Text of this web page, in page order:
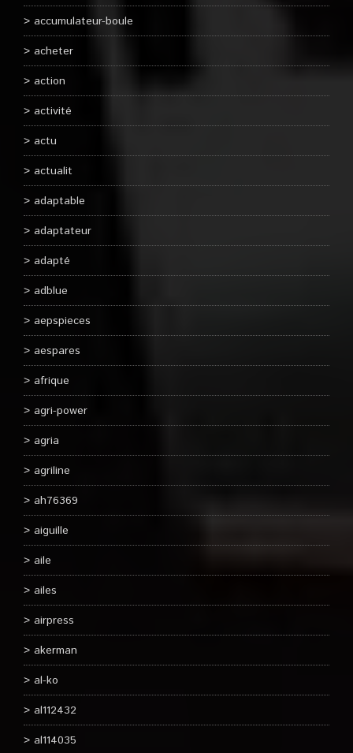
accumulateur-boule
acheter
action
activité
actu
actualit
adaptable
adaptateur
adapté
adblue
aepspieces
aespares
afrique
agri-power
agria
agriline
ah76369
aiguille
aile
ailes
airpress
akerman
al-ko
al112432
al114035